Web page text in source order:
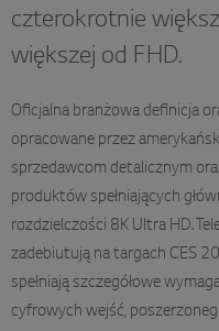
czterokrotnie
większej od FHD.
Oficjalna branżowa definicja
opracowane przez
sprzedawcom detalicznym
produktów spełniających
rozdzielczości 8K Ultra HD.
zadebiutują na targach CES
spełniają szczegółowe
cyfrowych wejść,